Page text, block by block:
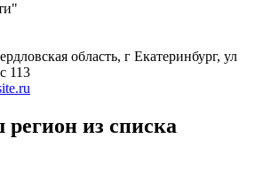
область, г Екатеринбург, ул
113
из списка